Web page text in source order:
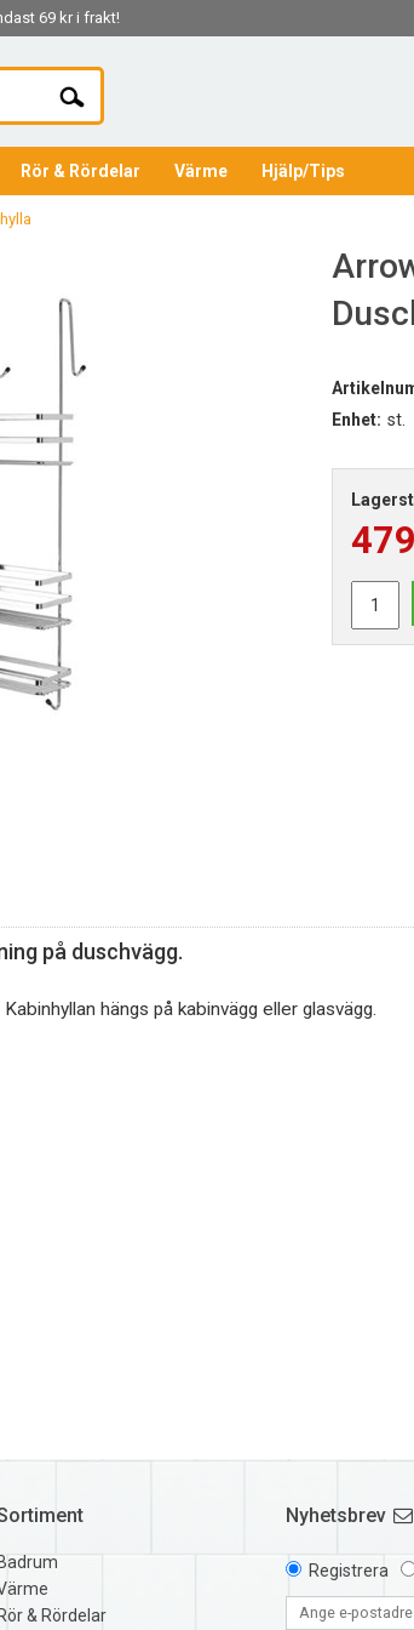
69 kr i frakt!
Rör & Rördelar Värme Hjälp/Tips
Enhet: st.
på duschvägg.
hängs på kabinvägg eller glasvägg.
Badrum
Rör & Rördelar
Nyhetsbrev
Registrera